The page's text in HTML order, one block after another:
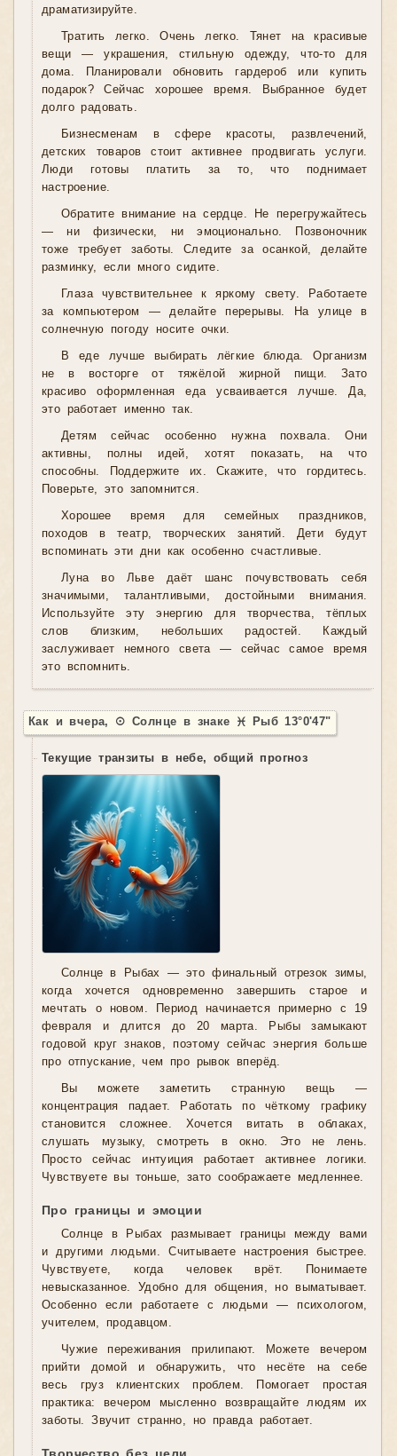
драматизируйте.
Тратить легко. Очень легко. Тянет на красивые
вещи — украшения, стильную одежду, что-то для
дома. Планировали обновить гардероб или купить
подарок? Сейчас хорошее время. Выбранное будет
долго радовать.
Бизнесменам в сфере красоты, развлечений,
детских товаров стоит активнее продвигать услуги.
Люди готовы платить за то, что поднимает
настроение.
Обратите внимание на сердце. Не перегружайтесь
— ни физически, ни эмоционально. Позвоночник
тоже требует заботы. Следите за осанкой, делайте
разминку, если много сидите.
Глаза чувствительнее к яркому свету. Работаете
за компьютером — делайте перерывы. На улице в
солнечную погоду носите очки.
В еде лучше выбирать лёгкие блюда. Организм
не в восторге от тяжёлой жирной пищи. Зато
красиво оформленная еда усваивается лучше. Да,
это работает именно так.
Детям сейчас особенно нужна похвала. Они
активны, полны идей, хотят показать, на что
способны. Поддержите их. Скажите, что гордитесь.
Поверьте, это запомнится.
Хорошее время для семейных праздников,
походов в театр, творческих занятий. Дети будут
вспоминать эти дни как особенно счастливые.
Луна во Льве даёт шанс почувствовать себя
значимыми, талантливыми, достойными внимания.
Используйте эту энергию для творчества, тёплых
слов близким, небольших радостей. Каждый
заслуживает немного света — сейчас самое время
это вспомнить.
Как и вчера, ☉ Солнце в знаке ♓ Рыб 13°0'47"
Текущие транзиты в небе, общий прогноз
Солнце в Рыбах — это финальный отрезок зимы,
когда хочется одновременно завершить старое и
мечтать о новом. Период начинается примерно с 19
февраля и длится до 20 марта. Рыбы замыкают
годовой круг знаков, поэтому сейчас энергия больше
про отпускание, чем про рывок вперёд.
Вы можете заметить странную вещь —
концентрация падает. Работать по чёткому графику
становится сложнее. Хочется витать в облаках,
слушать музыку, смотреть в окно. Это не лень.
Просто сейчас интуиция работает активнее логики.
Чувствуете вы тоньше, зато соображаете медленнее.
Про границы и эмоции
Солнце в Рыбах размывает границы между вами
и другими людьми. Считываете настроения быстрее.
Чувствуете, когда человек врёт. Понимаете
невысказанное. Удобно для общения, но выматывает.
Особенно если работаете с людьми — психологом,
учителем, продавцом.
Чужие переживания прилипают. Можете вечером
прийти домой и обнаружить, что несёте на себе
весь груз клиентских проблем. Помогает простая
практика: вечером мысленно возвращайте людям их
заботы. Звучит странно, но правда работает.